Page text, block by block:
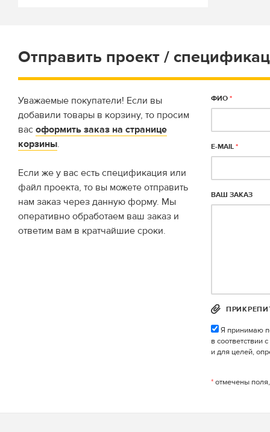
Отправить проект /
Уважаемые покупатели! Если вы
добавили товары в корзину, то просим
вас оформить заказ на странице
корзины.
Если же у вас есть спецификация или
файл проекта, то вы можете отправить
нам заказ через данную форму. Мы
оперативно обработаем ваш заказ и
ответим вам в кратчайшие сроки.
ФИО *
E-MAIL *
ВАШ ЗАКАЗ
Я принимаю
в
и для целей,
*отмечены